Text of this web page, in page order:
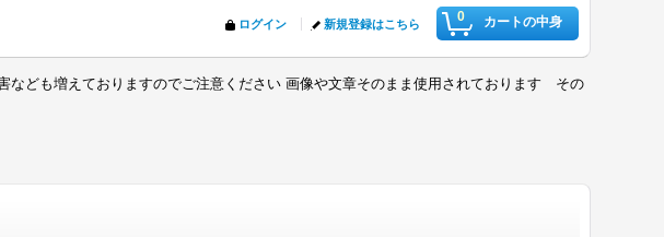
0 カートの中身
ログイン 新規登録はこちら
なども増えておりますのでご注意ください 画像や文章そのまま使用されております その